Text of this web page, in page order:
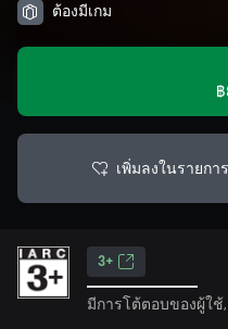
ต้องมีเกม
เพิ่มลงในรายกา
3+
มีการโต้ตอบของผู้ใช้,